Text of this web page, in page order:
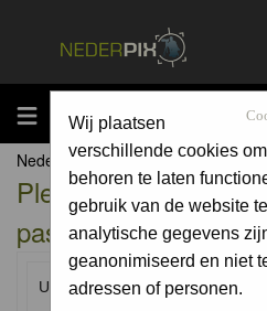
MENU
Wij plaatsen
verschillende cookies
behoren te laten
gebruik van de website
analytische gegevens
geanonimiseerd en niet
adressen of personen.
Nederpix.nl Forum Index
Please enter your
password to log in.
Username: